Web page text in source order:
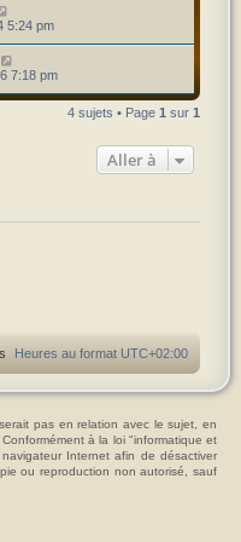
5:24 pm
7:18 pm
4 sujets • Page1 sur1
Aller à
Heures au formatUTC+02:00
pas en relation avec le sujet, en
à la loi "informatique et
Internet afin de désactiver
ou reproduction non autorisé, sauf